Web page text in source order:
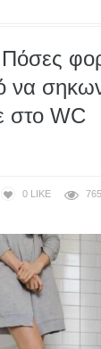
να
στο WC
0 LIKE 765